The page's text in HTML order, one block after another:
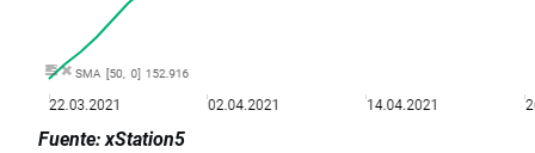
Fuente: xStation5